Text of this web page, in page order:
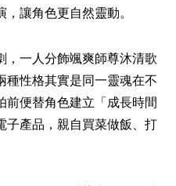
讓角色更自然靈動。
，一人分飾颯爽師尊沐清歌
種性格其實是同一靈魂在不
前便替角色建立「成長時間
子產品，親自買菜做飯、打